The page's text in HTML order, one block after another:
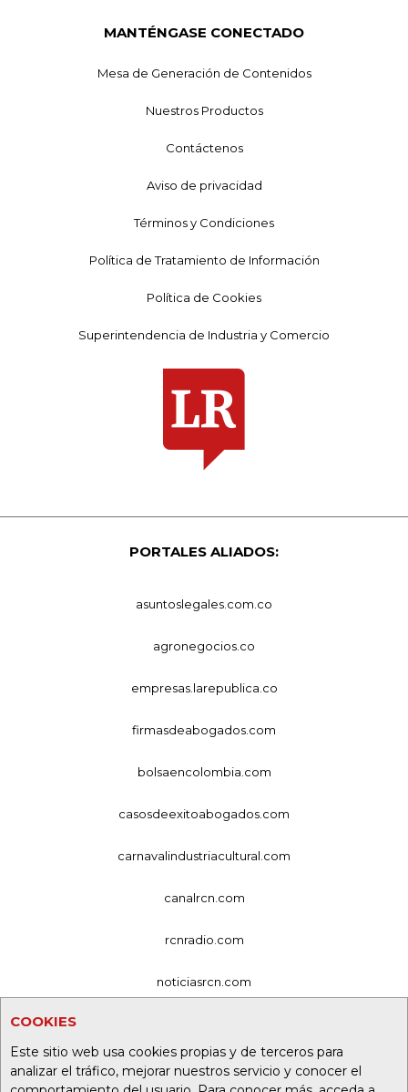
COOKIES
Este sitio web usa cookies propias y de terceros para
analizar el tráfico, mejorar nuestros servicio y conocer el
MANTÉNGASE CONECTADO
Mesa de Generación de Contenidos
Nuestros Productos
Contáctenos
Aviso de privacidad
Términos y Condiciones
Política de Tratamiento de Información
Política de Cookies
Superintendencia de Industria y Comercio
PORTALES ALIADOS:
asuntoslegales.com.co
agronegocios.co
empresas.larepublica.co
firmasdeabogados.com
bolsaencolombia.com
casosdeexitoabogados.com
carnavalindustriacultural.com
canalrcn.com
rcnradio.com
noticiasrcn.com
alerta.com.co